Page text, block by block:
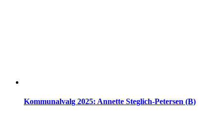
Kommunalvalg 2025: Annette Steglich-Petersen (B)